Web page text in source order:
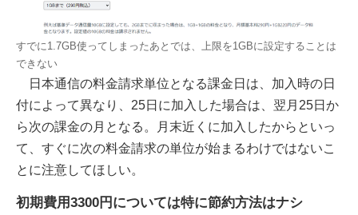
すでに1.7GB使ってしまったあとでは、上限を1GBに設定することは
できない
日本通信の料金請求単位となる課金日は、加入時の日
付によって異なり、25日に加入した場合は、翌月25日か
ら次の課金の月となる。月末近くに加入したからといっ
て、すぐに次の料金請求の単位が始まるわけではないこ
とに注意してほしい。
初期費用3300円については特に節約方法はナシ